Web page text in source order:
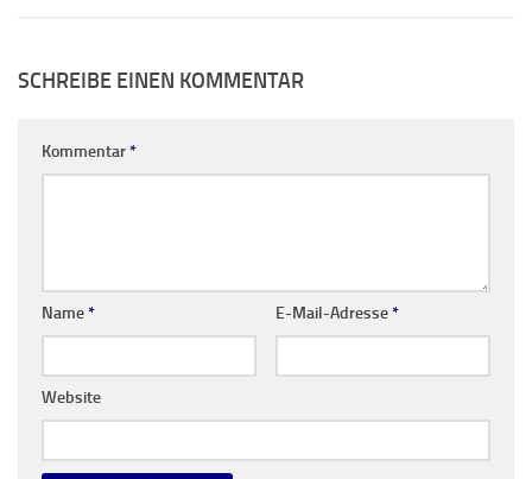
SCHREIBE EINEN KOMMENTAR
Kommentar*
Name* E-Mail-Adresse*
Website